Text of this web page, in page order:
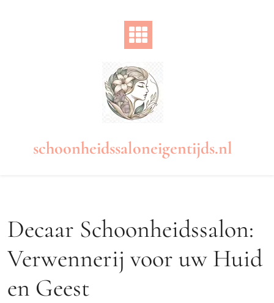
schoonheidssaloneigentijds.nl
Decaar Schoonheidssalon:
Verwennerij voor uw Huid
en Geest